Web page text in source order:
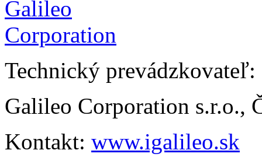
Technický prevádzkovateľ:
Galileo Corporation s.r.o.,
Kontakt: www.igalileo.sk